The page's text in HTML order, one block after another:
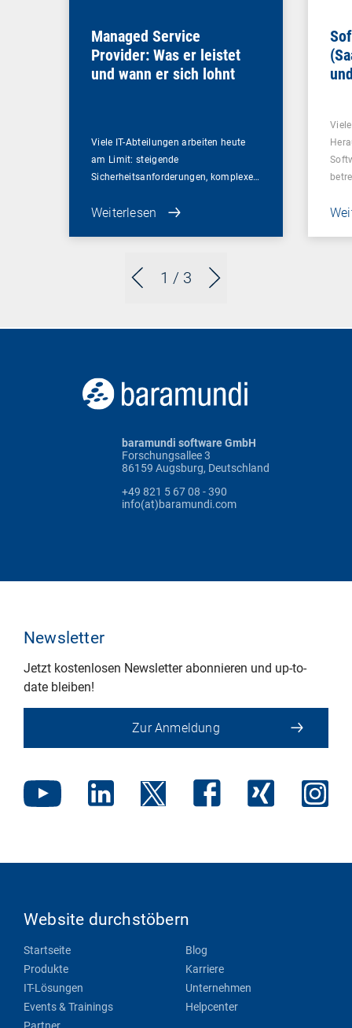
1 / 3
Managed Service
Provider: Was er leistet
und wann er sich lohnt
Viele IT-Abteilungen arbeiten heute
am Limit: steigende
Sicherheitsanforderungen, komplexe…
Weiterlesen
baramundi software GmbH
Forschungsallee 3
86159 Augsburg, Deutschland
+49 821 5 67 08 - 390
info(at)baramundi.com
Newsletter
Jetzt kostenlosen Newsletter abonnieren und up-to-
date bleiben!
Zur Anmeldung
Website durchstöbern
Startseite
Produkte
IT-Lösungen
Events & Trainings
Blog
Karriere
Unternehmen
Helpcenter